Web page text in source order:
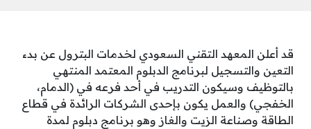
قد أعلن المعهد التقني السعودي لخدمات البترول عن بدء
التعين والتسجيل لبرنامج الدبلوم المعتمد المنتهي
بالتوظيف وسيكون التدريب في أحد فرعه في (الدمام،
الخفجي) والعمل يكون بإحدى الشركات الرائدة في قطاع
الطاقة وصناعة الزيت والغاز وهو برنامج دبلوم لمدة